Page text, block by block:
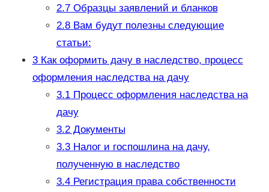
2.7Образцы заявлений и бланков
2.8Вам будут полезны следующие
статьи:
3Как оформить дачу в наследство, процесс
оформления наследства на дачу
3.1Процесс оформления наследства на
дачу
3.2Документы
3.3Налог и госпошлина на дачу,
полученную в наследство
3.4Регистрация права собственности